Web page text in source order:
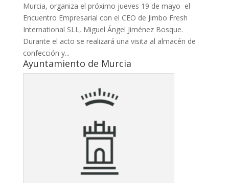
Murcia, organiza el próximo jueves 19 de mayo el
Encuentro Empresarial con el CEO de Jimbo Fresh
International SLL, Miguel Ángel Jiménez Bosque.
Durante el acto se realizará una visita al almacén de
confección y...
Ayuntamiento de Murcia